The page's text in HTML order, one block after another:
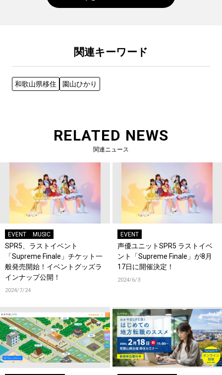
関連キーワード
和歌山県移住 園山ひかり
RELATED NEWS
関連ニュース
EVENT MUSIC
SPR5、ラストイベント
「Supreme Finale」チケット一
般発売開始！イベントグッズラ
インナップ公開！
2024/7/24
EVENT
声優ユニットSPR5 ラストイベ
ント「Supreme Finale」が8月
17日に開催決定！
2024/6/3